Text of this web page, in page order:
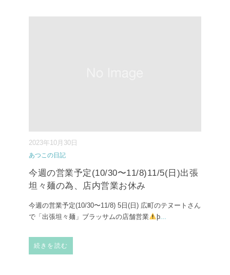
2023年10月30日
あつこの日記
今週の営業予定(10/30〜11/8)11/5(日)出張
坦々麺の為、店内営業お休み
今週の営業予定(10/30〜11/8) ⁡5日(日) 広町のテヌートさん
で「出張坦々麺」ブラッサムの店舗営業
þ...
続きを読む